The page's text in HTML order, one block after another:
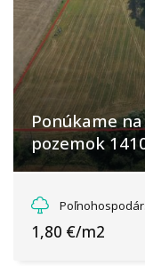
Ponúkame
pozemok
Poľnohospodárske a lesné
1,80 €/m2